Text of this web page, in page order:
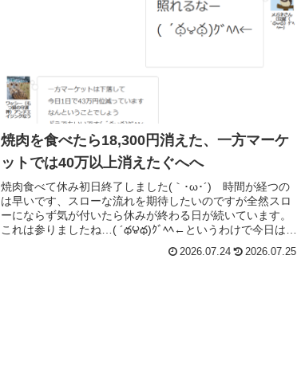
焼肉を食べたら18,300円消えた、一方マーケ
ットでは40万以上消えたぐへへ
焼肉食べて休み初日終了しました(｀･ω･´)ゞ時間が経つの
は早いです、スローな流れを期待したいのですが全然スロ
ーにならず気が付いたら休みが終わる日が続いています。
これは参りましたね…( ´థ౪థ)ｸﾞﾍﾍ←というわけで今日はお
2026.07.24 2026.07.25